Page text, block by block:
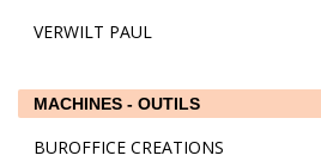
VERWILT PAUL
MACHINES - OUTILS
BUROFFICE CREATIONS